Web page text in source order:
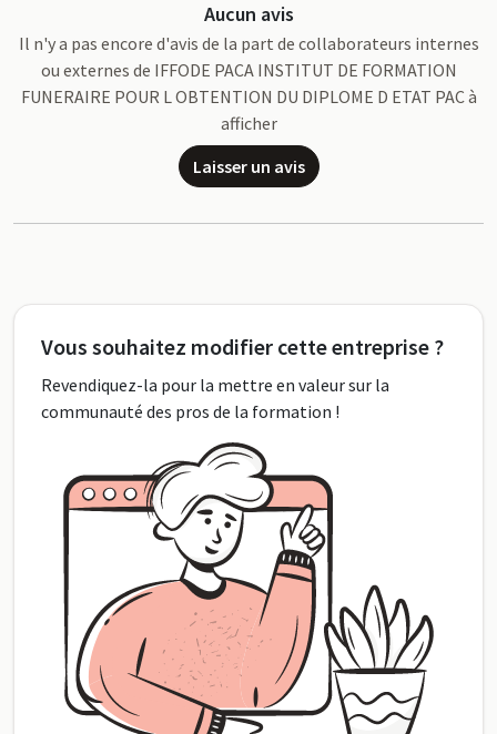
Aucun avis
Il n'y a pas encore d'avis de la part de collaborateurs internes
ou externes de IFFODE PACA INSTITUT DE FORMATION
FUNERAIRE POUR L OBTENTION DU DIPLOME D ETAT PAC à
afficher
Laisser un avis
Vous souhaitez modifier cette entreprise ?
Revendiquez-la pour la mettre en valeur sur la
communauté des pros de la formation !